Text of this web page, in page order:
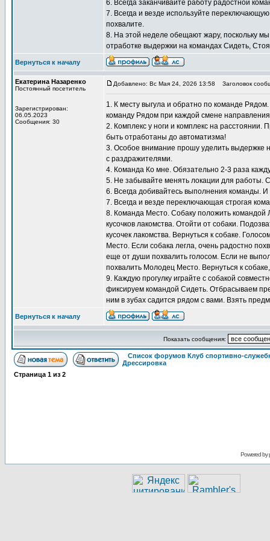
6. Всегда заканчивайте работу радостной
7. Всегда и везде используйте
похвалите.
8. На этой неделе обещают жару, поскольку
отработке выдержки на командах Сидеть,
Вернуться к началу
Екатерина Назаренко
Постоянный посетитель
Зарегистрирован:
06.05.2023
Сообщения: 30
Добавлено: Вс Мая 24, 2026 13:58 Заголовок
1. К месту выгула и обратно по команде
команду Рядом при каждой смене
2. Комплекс у ноги и комплекс на
быть отработаны до автоматизма!
3. Особое внимание прошу уделить выдержке
с раздражителями.
4. Команда Ко мне. Обязательно 2-3 раза
5. Не забывайте менять локации для работы.
6. Всегда добивайтесь выполнения команды.
7. Всегда и везде переключающая строгая
8. Команда Место. Собаку положить
кусочков лакомства. Отойти от собаки.
кусочек лакомства. Вернуться к собаке.
Место. Если собака легла, очень радостно
еще от души похвалить голосом. Если не
похвалить Молодец Место. Вернуться к
9. Каждую прогулку играйте с собакой
фиксируем командой Сидеть. Отбрасываем
ним в зубах садится рядом с вами. Взять
Вернуться к началу
Показать сообщения:
Список форумов Клуб спортивно-
Дрессировка
Страница 1 из 2
Powered by